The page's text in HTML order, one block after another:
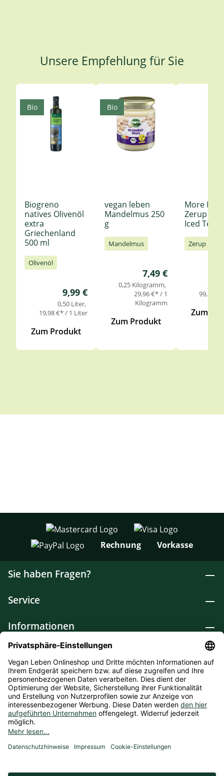
Unsere Empfehlung für Sie
Produktgalerie überspringen
Biogreno
natives Olivenöl
extra
Griechenland
500 ml
Olivenöl
Regulärer Preis:
9,99 €
0,50 Liter
19,98 €* / 1 Liter
Zum Produkt
Bio
vegan leben
Mandelmus 250
g
Mandelmus
Regulärer Preis:
7,49 €
0,25 Kilogramm
29,96 €* / 1
Kilogramm
Zum Produkt
Bio
More
Zerup
Iced Tea
Zerup
99,85
Zum
Rechnung Vorkasse
Sie haben Fragen?
Service
Informationen
Lebensmittel
Drogerie
Weitere Kategorien
* Alle Preise inkl. gesetzl. Mehrwertsteuer zzgl.
anders angegeben. Bioprodukte im Bio-Kontrollverfahren bei